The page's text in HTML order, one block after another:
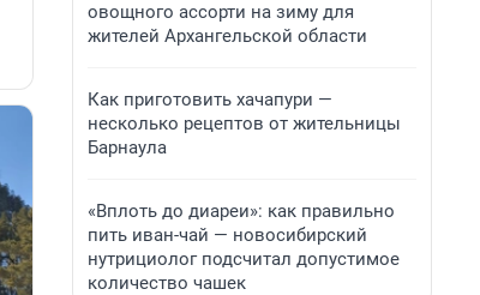
овощного ассорти на зиму для
жителей Архангельской области
Как приготовить хачапури —
несколько рецептов от жительницы
Барнаула
«Вплоть до диареи»: как правильно
пить иван-чай — новосибирский
нутрициолог подсчитал допустимое
количество чашек